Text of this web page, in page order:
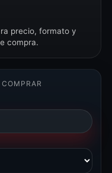
precio, formato y
compra.